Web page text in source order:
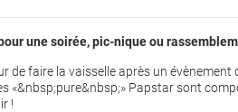
une soirée, pic-nique ou
de faire la vaisselle après un évènement
«&nbsp;pure&nbsp;» Papstar sont
!